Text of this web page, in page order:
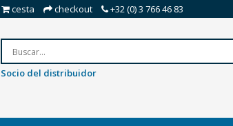
cesta checkout +32 (0) 3 766 46 83
Socio del distribuidor